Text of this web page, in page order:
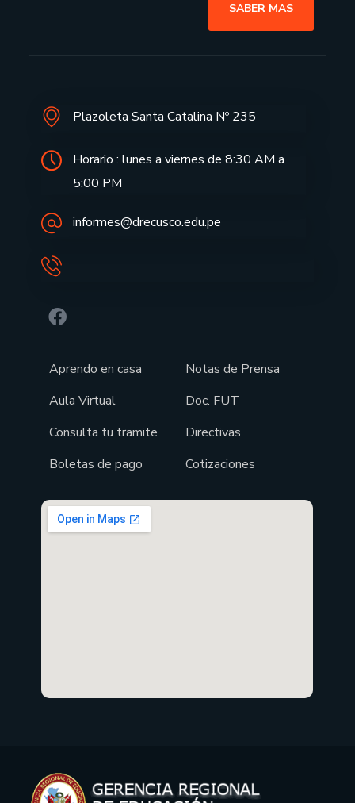
SABER MAS
Plazoleta Santa Catalina Nº 235
Horario : lunes a viernes de 8:30 AM a
5:00 PM
informes@drecusco.edu.pe
Aprendo en casa
Aula Virtual
Consulta tu tramite
Boletas de pago
Notas de Prensa
Doc. FUT
Directivas
Cotizaciones